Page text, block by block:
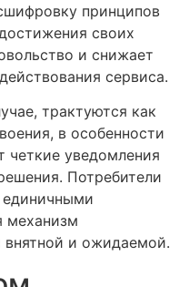
принципов
своих
и снижает
сервиса.
трактуются как
в особенности
четкие уведомления
Потребители
единичными
механизм
внятной и ожидаемой.